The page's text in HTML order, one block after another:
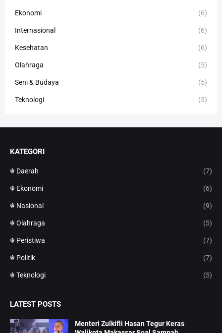
Ekonomi (6)
Internasional (6)
Kesehatan (6)
Olahraga (5)
Seni & Budaya (5)
Teknologi (5)
KATEGORI
☬ Daerah (7)
☬ Ekonomi (6)
☬ Nasional (9)
☬ Olahraga (5)
☬ Peristiwa (7)
☬ Politik (7)
☬ Teknologi (5)
LATEST POSTS
Menteri Zulkifli Hasan Tegur Keras